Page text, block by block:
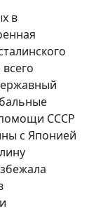
в
СССР
с Японией